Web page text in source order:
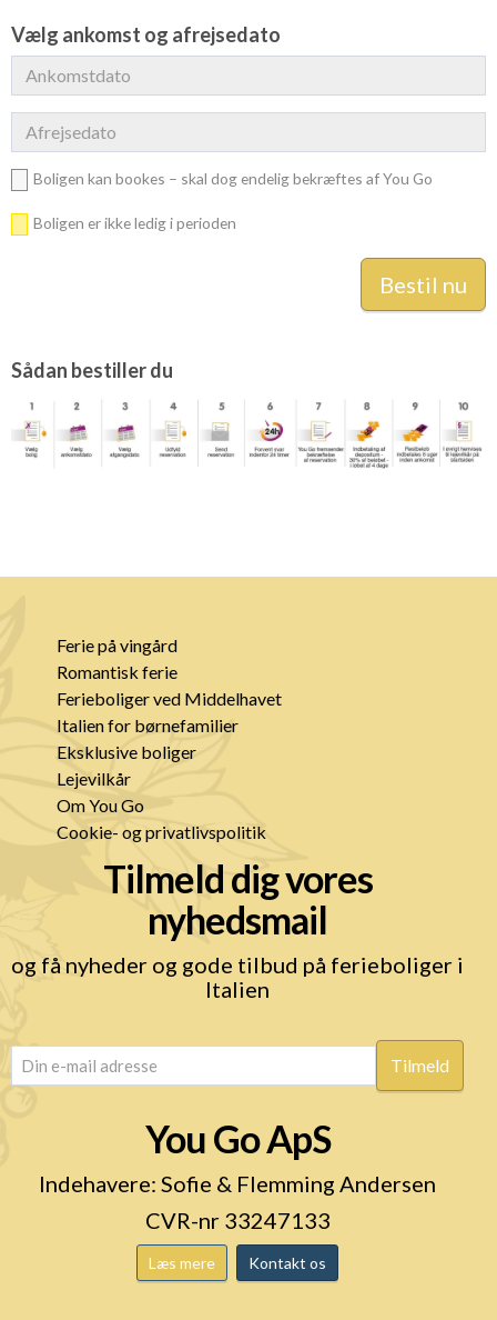
Vælg ankomst og afrejsedato
Boligen kan bookes – skal dog endelig bekræftes af You Go
Boligen er ikke ledig i perioden
Sådan bestiller du
Ferie på vingård
Romantisk ferie
Ferieboliger ved Middelhavet
Italien for børnefamilier
Eksklusive boliger
Lejevilkår
Om You Go
Cookie- og privatlivspolitik
Tilmeld dig vores
nyhedsmail
og få nyheder og gode tilbud på ferieboliger i
Italien
(Påkrævet)
You Go ApS
Indehavere: Sofie & Flemming Andersen
CVR-nr 33247133
Læs mere Kontakt os